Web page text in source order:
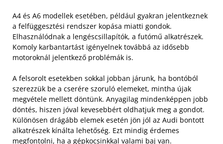
A4 és A6 modellek esetében, például gyakran jelentkeznek
a felfüggesztési rendszer kopása miatti gondok.
Elhasználódnak a lengéscsillapítók, a futómű alkatrészek.
Komoly karbantartást igényelnek továbbá az idősebb
motoroknál jelentkező problémák is.
A felsorolt esetekben sokkal jobban járunk, ha bontóból
szerezzük be a cserére szoruló elemeket, mintha újak
megvétele mellett döntünk. Anyagilag mindenképpen jobb
döntés, hiszen jóval kevesebbért oldhatjuk meg a gondot.
Különösen drágább elemek esetén jön jól az Audi bontott
alkatrészek kínálta lehetőség. Ezt mindig érdemes
megfontolni, ha a gépkocsinkkal valami baj van.